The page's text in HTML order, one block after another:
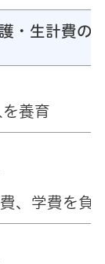
・生計費の
養育
、学費を負